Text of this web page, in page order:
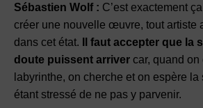
Sébastien Wolf : C’est exactement
créer une nouvelle œuvre, tout artiste
dans cet état.
Il faut accepter que la
doute puissent arriver car, quand
labyrinthe, on cherche et on espère la
étant stressé de ne pas y parvenir.